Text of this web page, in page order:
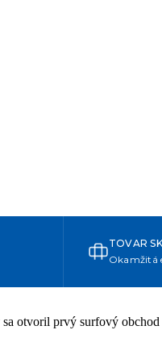
TOVAR
Okamžitá
otvoril prvý surfový